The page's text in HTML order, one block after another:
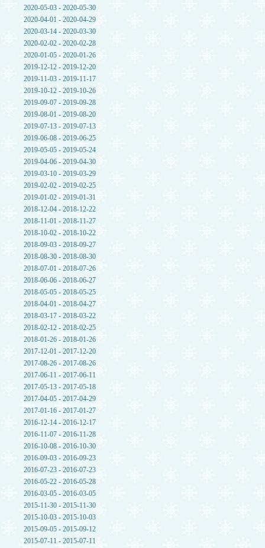
2020-05-03 - 2020-05-30
2020-04-01 - 2020-04-29
2020-03-14 - 2020-03-30
2020-02-02 - 2020-02-28
2020-01-05 - 2020-01-26
2019-12-12 - 2019-12-20
2019-11-03 - 2019-11-17
2019-10-12 - 2019-10-26
2019-09-07 - 2019-09-28
2019-08-01 - 2019-08-20
2019-07-13 - 2019-07-13
2019-06-08 - 2019-06-25
2019-05-05 - 2019-05-24
2019-04-06 - 2019-04-30
2019-03-10 - 2019-03-29
2019-02-02 - 2019-02-25
2019-01-02 - 2019-01-31
2018-12-04 - 2018-12-22
2018-11-01 - 2018-11-27
2018-10-02 - 2018-10-22
2018-09-03 - 2018-09-27
2018-08-30 - 2018-08-30
2018-07-01 - 2018-07-26
2018-06-06 - 2018-06-27
2018-05-05 - 2018-05-25
2018-04-01 - 2018-04-27
2018-03-17 - 2018-03-22
2018-02-12 - 2018-02-25
2018-01-26 - 2018-01-26
2017-12-01 - 2017-12-20
2017-08-26 - 2017-08-26
2017-06-11 - 2017-06-11
2017-05-13 - 2017-05-18
2017-04-05 - 2017-04-29
2017-01-16 - 2017-01-27
2016-12-14 - 2016-12-17
2016-11-07 - 2016-11-28
2016-10-08 - 2016-10-30
2016-09-03 - 2016-09-23
2016-07-23 - 2016-07-23
2016-05-22 - 2016-05-28
2016-03-05 - 2016-03-05
2015-11-30 - 2015-11-30
2015-10-03 - 2015-10-03
2015-09-05 - 2015-09-12
2015-07-11 - 2015-07-11